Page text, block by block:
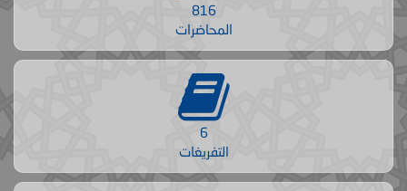
816
المحاضرات
6
التفريغات